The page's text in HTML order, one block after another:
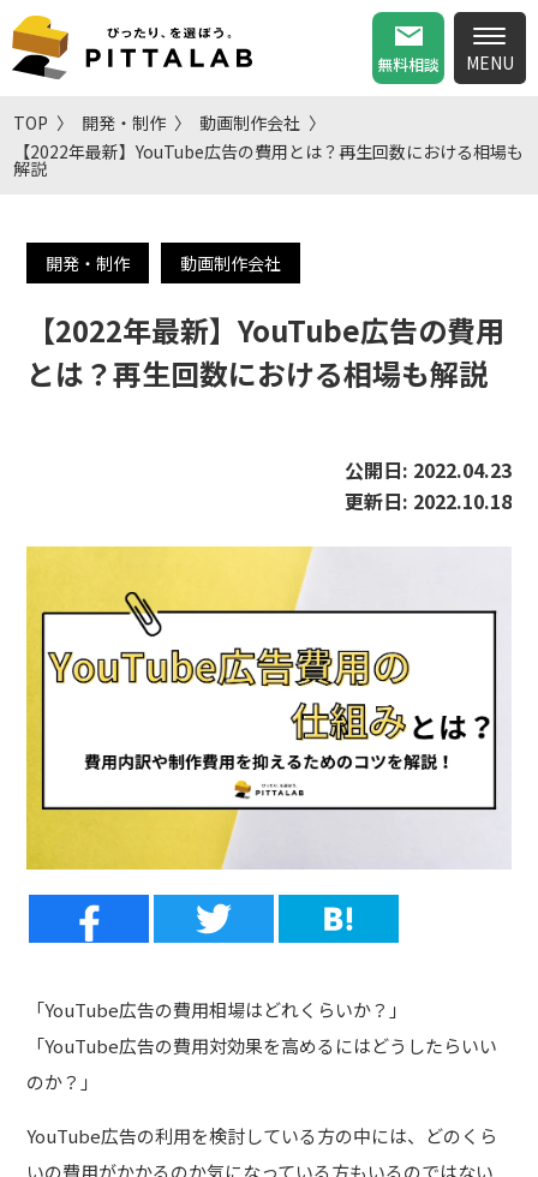
無料相談
TOP 開発・制作
動画制作会社
【2022年最新】YouTube広告の費用とは？再生回数における相場も
解説
開発・制作 動画制作会社
【2022年最新】YouTube広告の費用
とは？再生回数における相場も解説
公開日: 2022.04.23
更新日: 2022.10.18
「YouTube広告の費用相場はどれくらいか？」
「YouTube広告の費用対効果を高めるにはどうしたらいい
のか？」
YouTube広告の利用を検討している方の中には、どのくら
いの費用がかかるのか気になっている方もいるのではない